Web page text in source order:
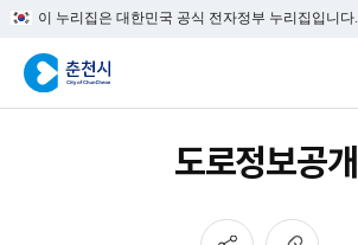
이 누리집은 대한민국 공식 전자정부 누리집입니다.
도로정보공개